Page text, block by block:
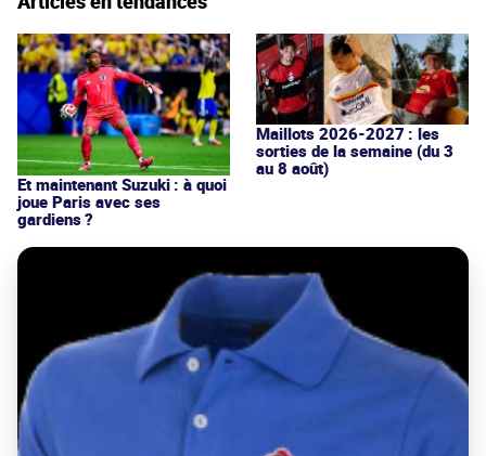
Et maintenant Suzuki : à quoi
joue Paris avec ses
gardiens ?
Maillots 2026-2027 : les
sorties de la semaine (du 3
au 8 août)